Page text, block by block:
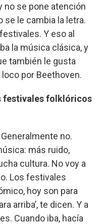
no se pone atención
se le cambia la letra.
Y eso al
la música clásica, y
también le gusta
por Beethoven.
festivales folklóricos
no.
más ruido,
cultura. No voy a
Los festivales
hoy son para
arriba’, te dicen. Y a
Cuando iba, hacía